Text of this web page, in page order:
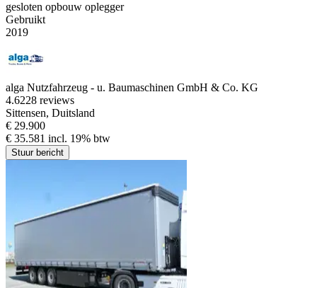
gesloten opbouw oplegger
Gebruikt
2019
alga Nutzfahrzeug - u. Baumaschinen GmbH & Co. KG
4.6228 reviews
Sittensen, Duitsland
€ 29.900
€ 35.581 incl. 19% btw
Stuur bericht